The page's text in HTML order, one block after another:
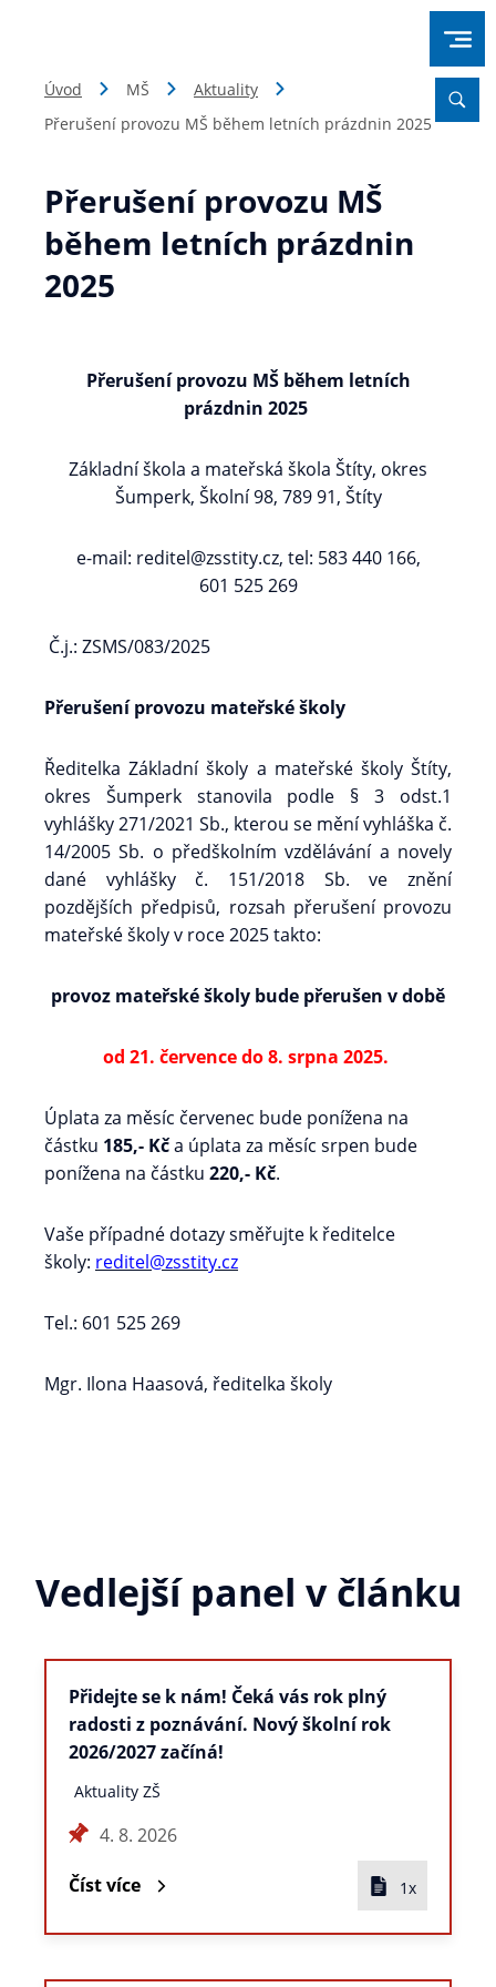
Úvod MŠ
Aktuality
Přerušení provozu MŠ během letních prázdnin 2025
Přerušení provozu MŠ
během letních prázdnin
2025
Přerušení provozu MŠ během letních
prázdnin 2025
Základní škola a mateřská škola Štíty, okres
Šumperk, Školní 98, 789 91, Štíty
e-mail: reditel@zsstity.cz, tel: 583 440 166,
601 525 269
Č.j.: ZSMS/083/2025
Přerušení provozu mateřské školy
Ředitelka Základní školy a mateřské školy Štíty,
okres Šumperk stanovila podle § 3 odst.1
vyhlášky 271/2021 Sb., kterou se mění vyhláška č.
14/2005 Sb. o předškolním vzdělávání a novely
dané vyhlášky č. 151/2018 Sb. ve znění
pozdějších předpisů, rozsah přerušení provozu
mateřské školy v roce 2025 takto:
provoz mateřské školy bude přerušen v době
od 21. července do 8. srpna 2025.
Úplata za měsíc červenec bude ponížena na
částku 185,- Kča úplata za měsíc srpen bude
ponížena na částku 220,- Kč.
Vaše případné dotazy směřujte k ředitelce
školy: reditel@zsstity.cz
Tel.: 601 525 269
Mgr. Ilona Haasová, ředitelka školy
Vedlejší panel v článku
Přidejte se k nám! Čeká vás rok plný
radosti z poznávání. Nový školní rok
2026/2027 začíná!
Aktuality ZŠ
4. 8. 2026
Číst více 1x